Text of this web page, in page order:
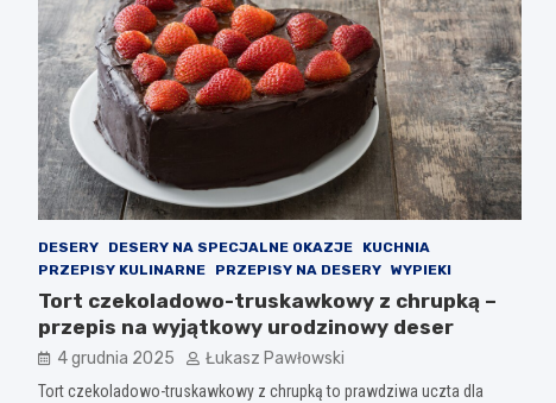
DESERY DESERY NA SPECJALNE OKAZJE
KUCHNIA
PRZEPISY KULINARNE
PRZEPISY NA DESERY WYPIEKI
Tort czekoladowo-truskawkowy z chrupką –
przepis na wyjątkowy urodzinowy deser
4 grudnia 2025 Łukasz Pawłowski
Tort czekoladowo-truskawkowy z chrupką to prawdziwa uczta dla